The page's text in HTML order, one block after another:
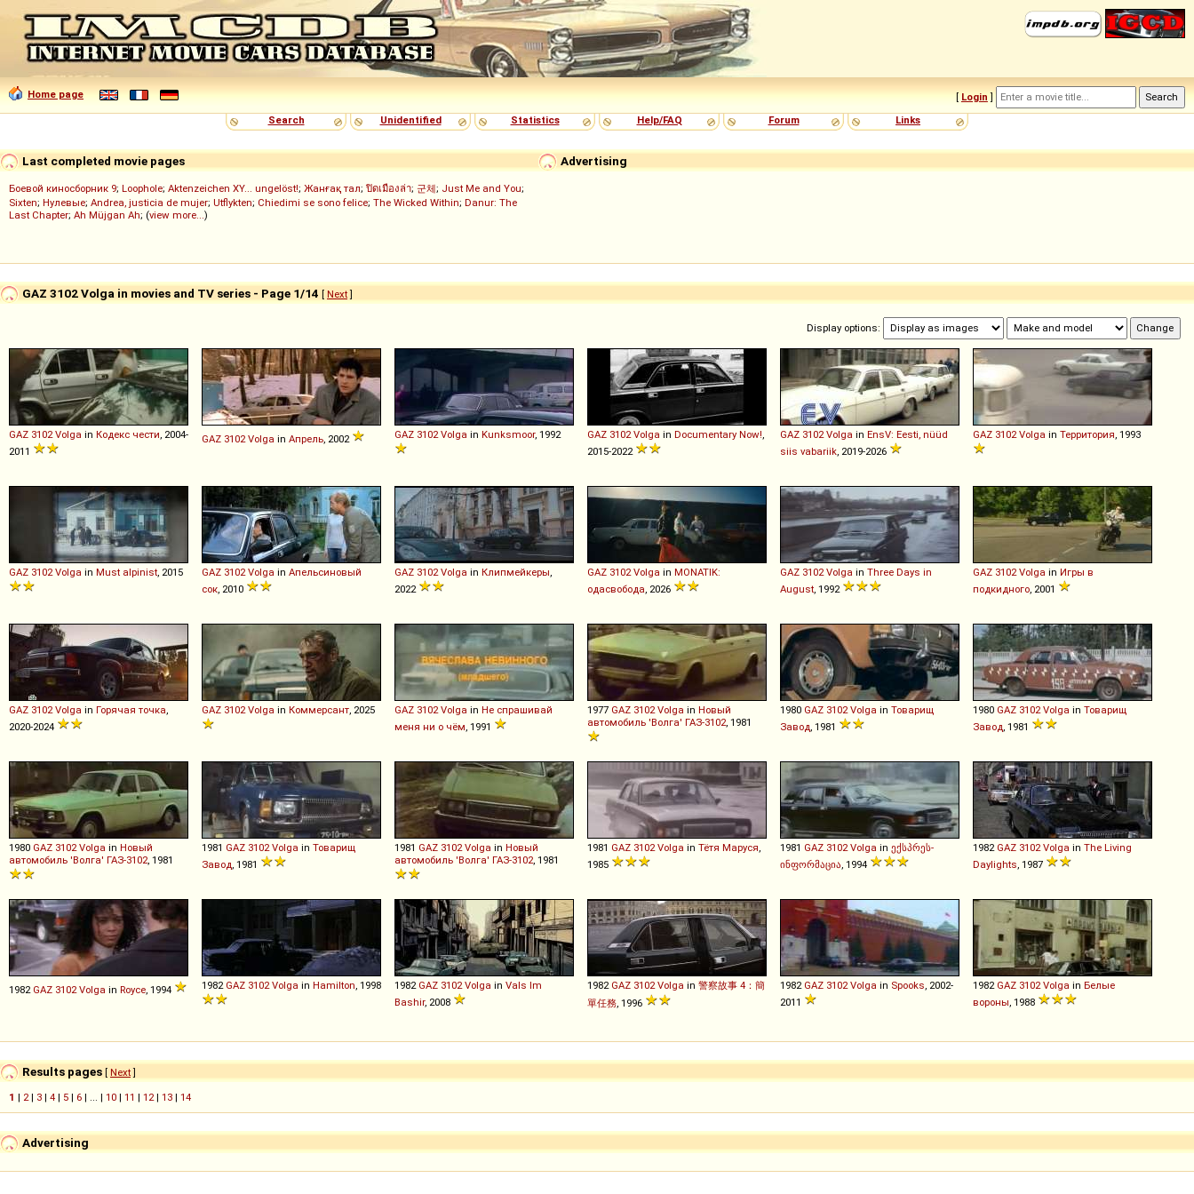
Home page [ Login ]
Search
Unidentified Statistics Help/FAQ Forum Links
Advertising
Last completed movie pages
Боевой киносборник 9; Loophole; Aktenzeichen XY... ungelöst!; Жанғақ тал; ปิดเมืองล่า; 군체; Just Me and You;
Sixten; Нулевые; Andrea, justicia de mujer; Utflykten; Chiedimi se sono felice; The Wicked Within; Danur: The
Last Chapter; Ah Müjgan Ah; (view more...)
GAZ 3102 Volga in movies and TV series - Page 1/14 [ Next]
Display options:
GAZ 3102 Volga in Кодекс чести , 2004-
2011
GAZ 3102 Volga in Апрель , 2002 GAZ 3102 Volga in Kunksmoor, 1992 GAZ 3102 Volga in Documentary Now!
2015-2022
GAZ 3102 Volga in EnsV: Eesti, nüüd
siis vabariik , 2019-2026
GAZ 3102 Volga in Территория , 1993
GAZ 3102 Volga in Must alpinist , 2015 GAZ 3102 Volga in Апельсиновый
сок , 2010
GAZ 3102 Volga in Клипмейкеры
2022
GAZ 3102 Volga in MONATIK:
одасвобода , 2026
GAZ 3102 Volga in Three Days in
August , 1992
GAZ 3102 Volga in Игры в
подкидного , 2001
GAZ 3102 Volga in Горячая точка
2020-2024
GAZ 3102 Volga in Коммерсант , 2025 GAZ 3102 Volga in Не спрашивай
меня ни о чём , 1991
1977 GAZ 3102 Volga in Новый
автомобиль 'Волга' ГАЗ-3102 , 1981
1980 GAZ 3102 Volga in Товарищ
Завод , 1981
1980 GAZ 3102 Volga in Товарищ
Завод , 1981
1980 GAZ 3102 Volga in Новый
автомобиль 'Волга' ГАЗ-3102 , 1981
1981 GAZ 3102 Volga in Товарищ
Завод , 1981
1981 GAZ 3102 Volga in Новый
автомобиль 'Волга' ГАЗ-3102 , 1981
1981 GAZ 3102 Volga in Тётя Маруся
1985
1981 GAZ 3102 Volga in ექსპრეს-
ინფორმაცია , 1994
1982 GAZ 3102 Volga in The Living
Daylights , 1987
1982 GAZ 3102 Volga in Royce , 1994 1982 GAZ 3102 Volga in Hamilton , 1998 1982 GAZ 3102 Volga in Vals Im
Bashir, 2008
1982 GAZ 3102 Volga in 警察故事 4：簡
單任務 , 1996
1982 GAZ 3102 Volga in Spooks , 2002-
2011
1982 GAZ 3102 Volga in Белые
вороны , 1988
Results pages [ Next]
1 | 2 | 3 | 4 | 5 | 6 | ... | 10 | 11 | 12 | 13 | 14
Advertising